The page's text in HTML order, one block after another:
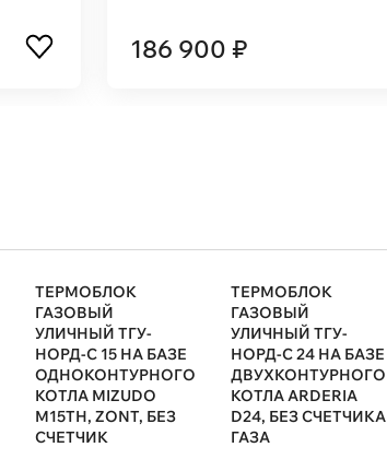
169 100 ₽
ТЕРМОБЛОК
ГАЗОВЫЙ
УЛИЧНЫЙ ТГУ-
НОРД-С 15 НА БАЗЕ
ОДНОКОНТУРНОГО
КОТЛА MIZUDO
M15TH, ZONT, БЕЗ
СЧЕТЧИК
ТЕРМОБЛОК
ГАЗОВЫЙ
УЛИЧНЫЙ ТГУ-
НОРД-С 24 НА БАЗЕ
ДВУХКОНТУРНОГО
КОТЛА ARDERIA
D24, БЕЗ СЧЕТЧИКА
ГАЗА